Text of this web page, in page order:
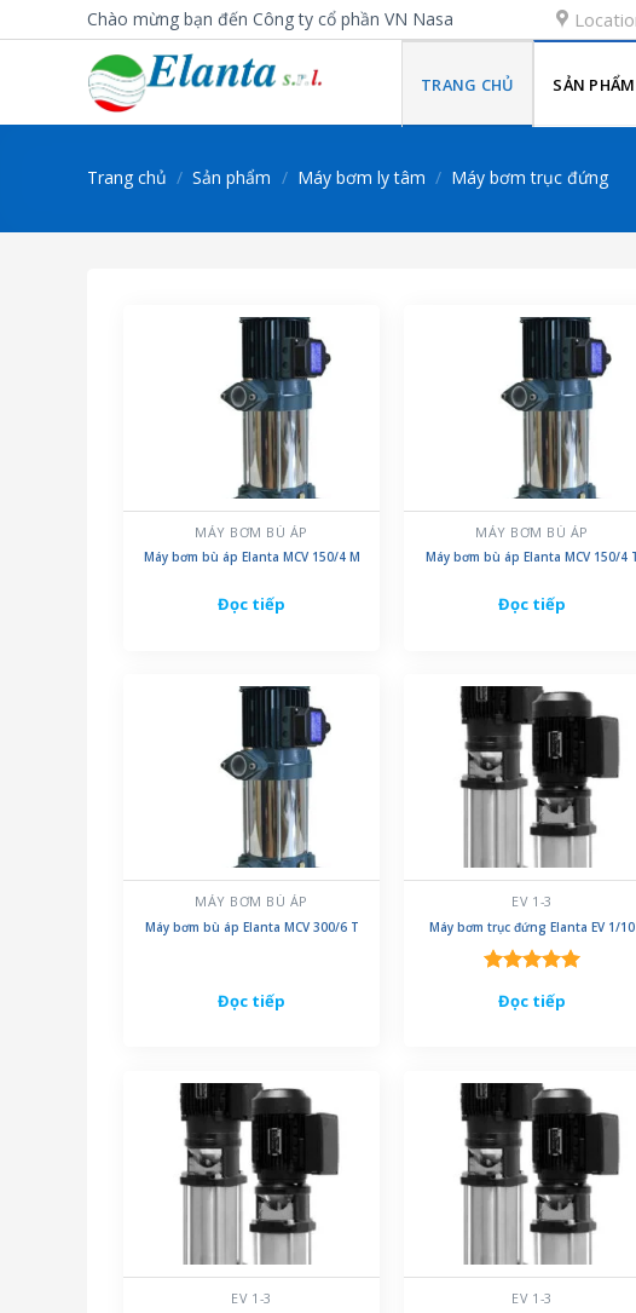
to
Chào mừng bạn đến Công ty cổ phần VN Nasa
TRANG CHỦ SẢN PHẨM
Trang chủ / Sản phẩm / Máy bơm ly tâm / Máy bơm trục đứng
MÁY BƠM BÙ ÁP
Máy bơm bù áp Elanta MCV 150/4 M
Đọc tiếp
MÁY BƠM BÙ ÁP
Máy bơm bù áp Elanta MCV 150/4
Đọc tiếp
MÁY BƠM BÙ ÁP
Máy bơm bù áp Elanta MCV 300/6 T
Đọc tiếp
EV 1-3
Máy bơm trục đứng Elanta EV 1/10
hạng 5.00
Đọc tiếp
EV 1-3 EV 1-3